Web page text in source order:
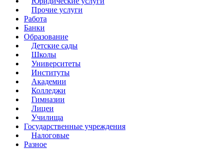
Прочие услуги
Работа
Банки
Образование
Детские сады
Школы
Университеты
Институты
Академии
Колледжи
Гимназии
Лицеи
Училища
Государственные учреждения
Налоговые
Разное